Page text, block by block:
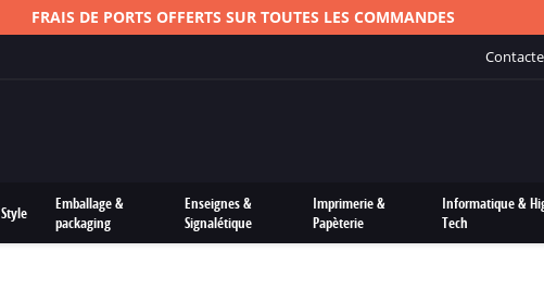
FRAIS DE PORTS OFFERTS SUR TOUTES LES COMMANDES
Emballage &
packaging
Enseignes &
Signalétique
Imprimerie &
Papèterie
Informatique &
Tech